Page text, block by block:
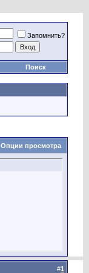
Запомнить?
Поиск
Опции просмотра
#1